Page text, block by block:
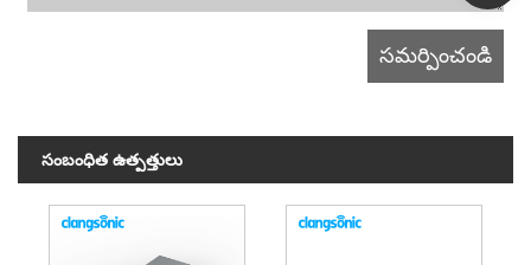
సంబంధిత ఉత్పత్తులు